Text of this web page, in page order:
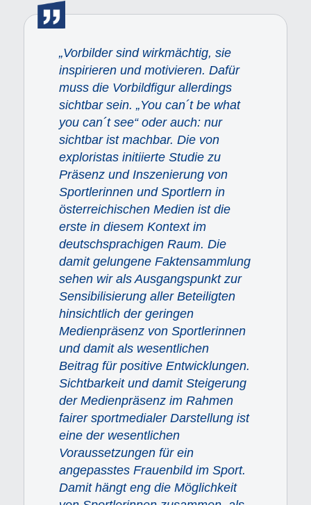
„Vorbilder sind wirkmächtig, sie
inspirieren und motivieren. Dafür
muss die Vorbildfigur allerdings
sichtbar sein. „You can´t be what
you can´t see“ oder auch: nur
sichtbar ist machbar. Die von
exploristas initiierte Studie zu
Präsenz und Inszenierung von
Sportlerinnen und Sportlern in
österreichischen Medien ist die
erste in diesem Kontext im
deutschsprachigen Raum. Die
damit gelungene Faktensammlung
sehen wir als Ausgangspunkt zur
Sensibilisierung aller Beteiligten
hinsichtlich der geringen
Medienpräsenz von Sportlerinnen
und damit als wesentlichen
Beitrag für positive Entwicklungen.
Sichtbarkeit und damit Steigerung
der Medienpräsenz im Rahmen
fairer sportmedialer Darstellung ist
eine der wesentlichen
Voraussetzungen für ein
angepasstes Frauenbild im Sport.
Damit hängt eng die Möglichkeit